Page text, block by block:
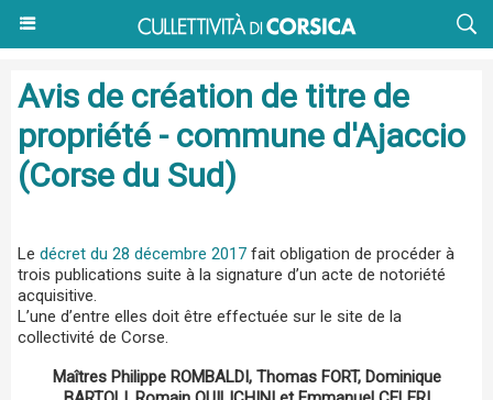
Avis de création de titre de
propriété - commune d'Ajaccio
(Corse du Sud)
Le décret du 28 décembre 2017 fait obligation de procéder à
trois publications suite à la signature d’un acte de notoriété
acquisitive.
L’une d’entre elles doit être effectuée sur le site de la
collectivité de Corse.
Maîtres Philippe ROMBALDI, Thomas FORT, Dominique